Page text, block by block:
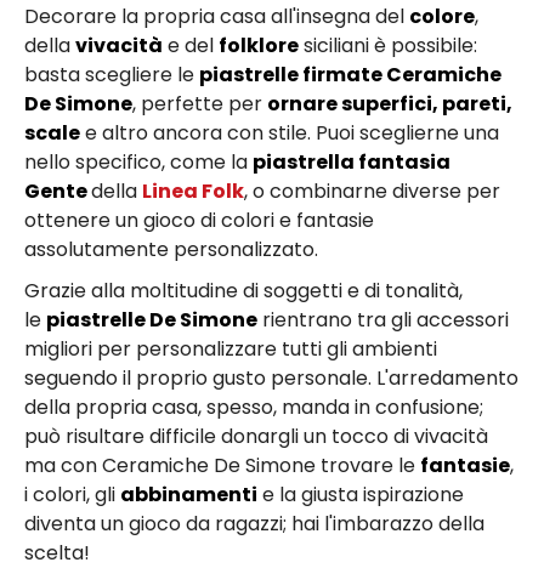
Decorare la propria casa all'insegna del colore,
dellavivacità e del folkloresiciliani è possibile:
basta scegliere le piastrelle firmate Ceramiche
De Simone, perfette per ornare superfici, pareti,
scalee altro ancora con stile. Puoi sceglierne una
nello specifico, come la piastrella fantasia
Gentedella Linea Folk, o combinarne diverse per
ottenere un gioco di colori e fantasie
assolutamente personalizzato.
Grazie alla moltitudine di soggetti e di tonalità,
le piastrelle De Simone rientrano tra gli accessori
migliori per personalizzare tutti gli ambienti
seguendo il proprio gusto personale. L'arredamento
della propria casa, spesso, manda in confusione;
può risultare difficile donargli un tocco di vivacità
ma con Ceramiche De Simone trovare le fantasie,
i colori, gli abbinamenti e la giusta ispirazione
diventa un gioco da ragazzi; hai l'imbarazzo della
scelta!